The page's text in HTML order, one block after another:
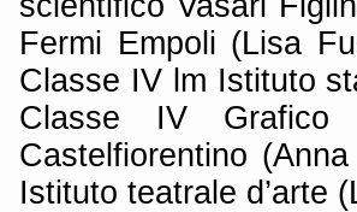
Fermi Empoli (Lisa
Classe IV lm Istituto
Classe IV Grafico
Castelfiorentino
Istituto teatrale d’arte